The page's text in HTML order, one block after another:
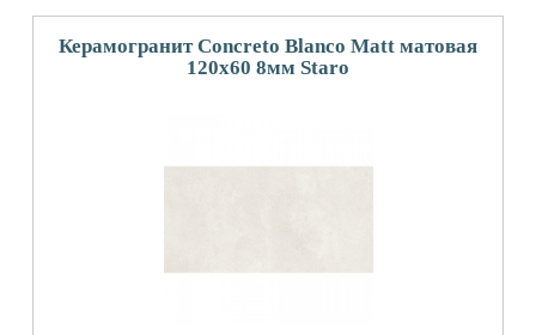
Керамогранит Concreto Blanco Matt матовая
120x60 8мм Staro